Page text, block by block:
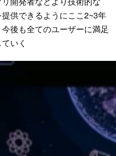
供できるようにここ2~3年
後も全てのユーザーに満足
いく